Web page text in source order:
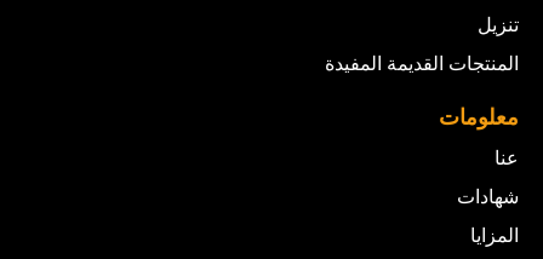
تنزيل
المنتجات القديمة المفيدة
معلومات
عنا
شهادات
المزايا